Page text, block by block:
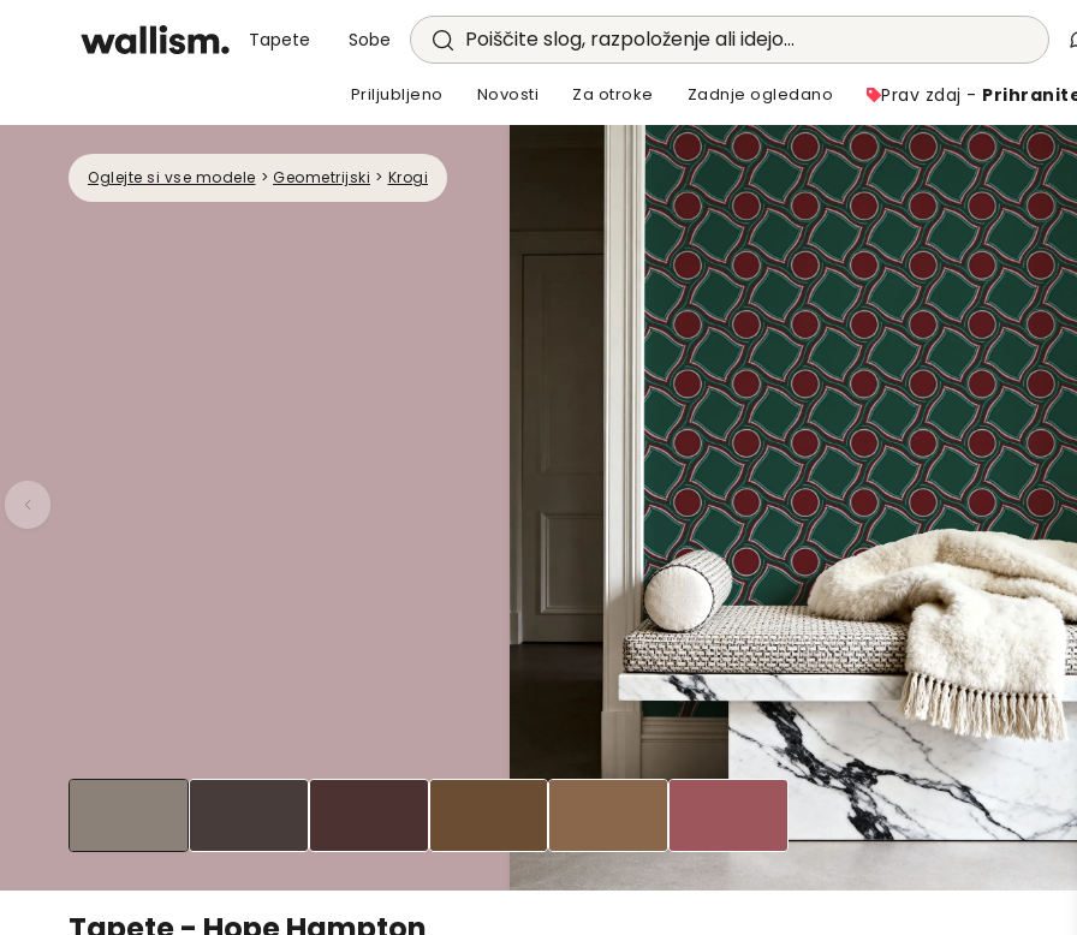
Tapete Sobe Poiščite slog, razpoloženje ali idejo...
Priljubljeno Novosti Za otroke Zadnje ogledano Prav zdaj -
Oglejte si vse modele > Geometrijski > Krogi